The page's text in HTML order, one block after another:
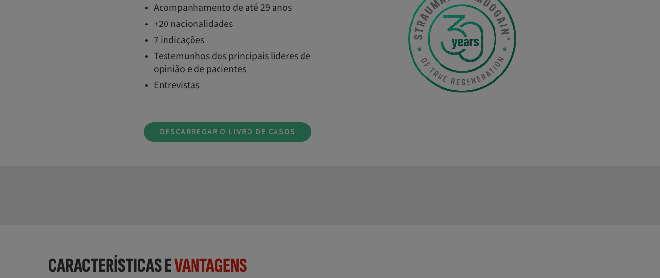
Acompanhamento de até 29 anos
+20 nacionalidades
7 indicações
Testemunhos dos principais líderes de
opinião e de pacientes
Entrevistas
DESCARREGAR O LIVRO DE CASOS
CARACTERÍSTICAS EVANTAGENS